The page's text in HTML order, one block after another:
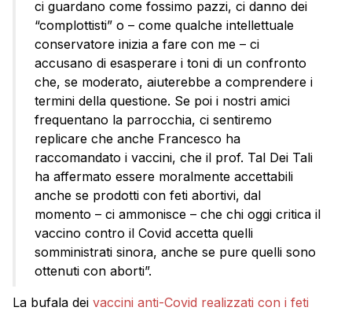
ci guardano come fossimo pazzi, ci danno dei
“complottisti” o – come qualche intellettuale
conservatore inizia a fare con me – ci
accusano di esasperare i toni di un confronto
che, se moderato, aiuterebbe a comprendere i
termini della questione. Se poi i nostri amici
frequentano la parrocchia, ci sentiremo
replicare che anche Francesco ha
raccomandato i vaccini, che il prof. Tal Dei Tali
ha affermato essere moralmente accettabili
anche se prodotti con feti abortivi, dal
momento – ci ammonisce – che chi oggi critica il
vaccino contro il Covid accetta quelli
somministrati sinora, anche se pure quelli sono
ottenuti con aborti”.
La bufala dei vaccini anti-Covid realizzati con i feti